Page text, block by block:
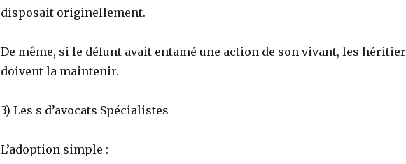
disposait originellement.
De même, si le défunt avait entamé une action de son vivant, les
doivent la maintenir.
3) Les s d’avocats Spécialistes
L’adoption simple :